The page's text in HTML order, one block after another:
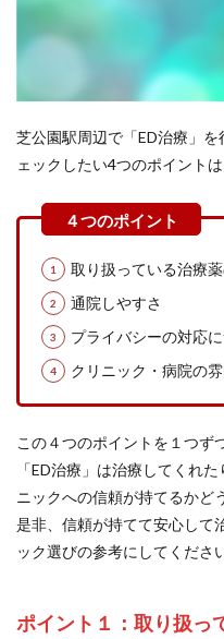
芝公園駅周辺で「ED治療」
ェックしたい4つのポイントは
取り扱っている治療
通院しやすさ
プライバシーの対応
クリニック・病院の
この４つのポイントを１つず
「ED治療」は治療してくれ
ニックへの信頼が持てるかど
是非、信頼が持てて安心して
ック選びの参考にしてください
ポイント１：取り扱っ